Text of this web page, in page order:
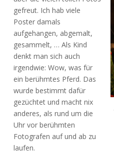
gefreut. Ich hab viele
Poster damals
aufgehangen, abgemalt,
gesammelt, … Als Kind
denkt man sich auch
irgendwie: Wow, was für
ein berühmtes Pferd. Das
wurde bestimmt dafür
gezüchtet und macht nix
anderes, als rund um die
Uhr vor berühmten
Fotografen auf und ab zu
laufen.